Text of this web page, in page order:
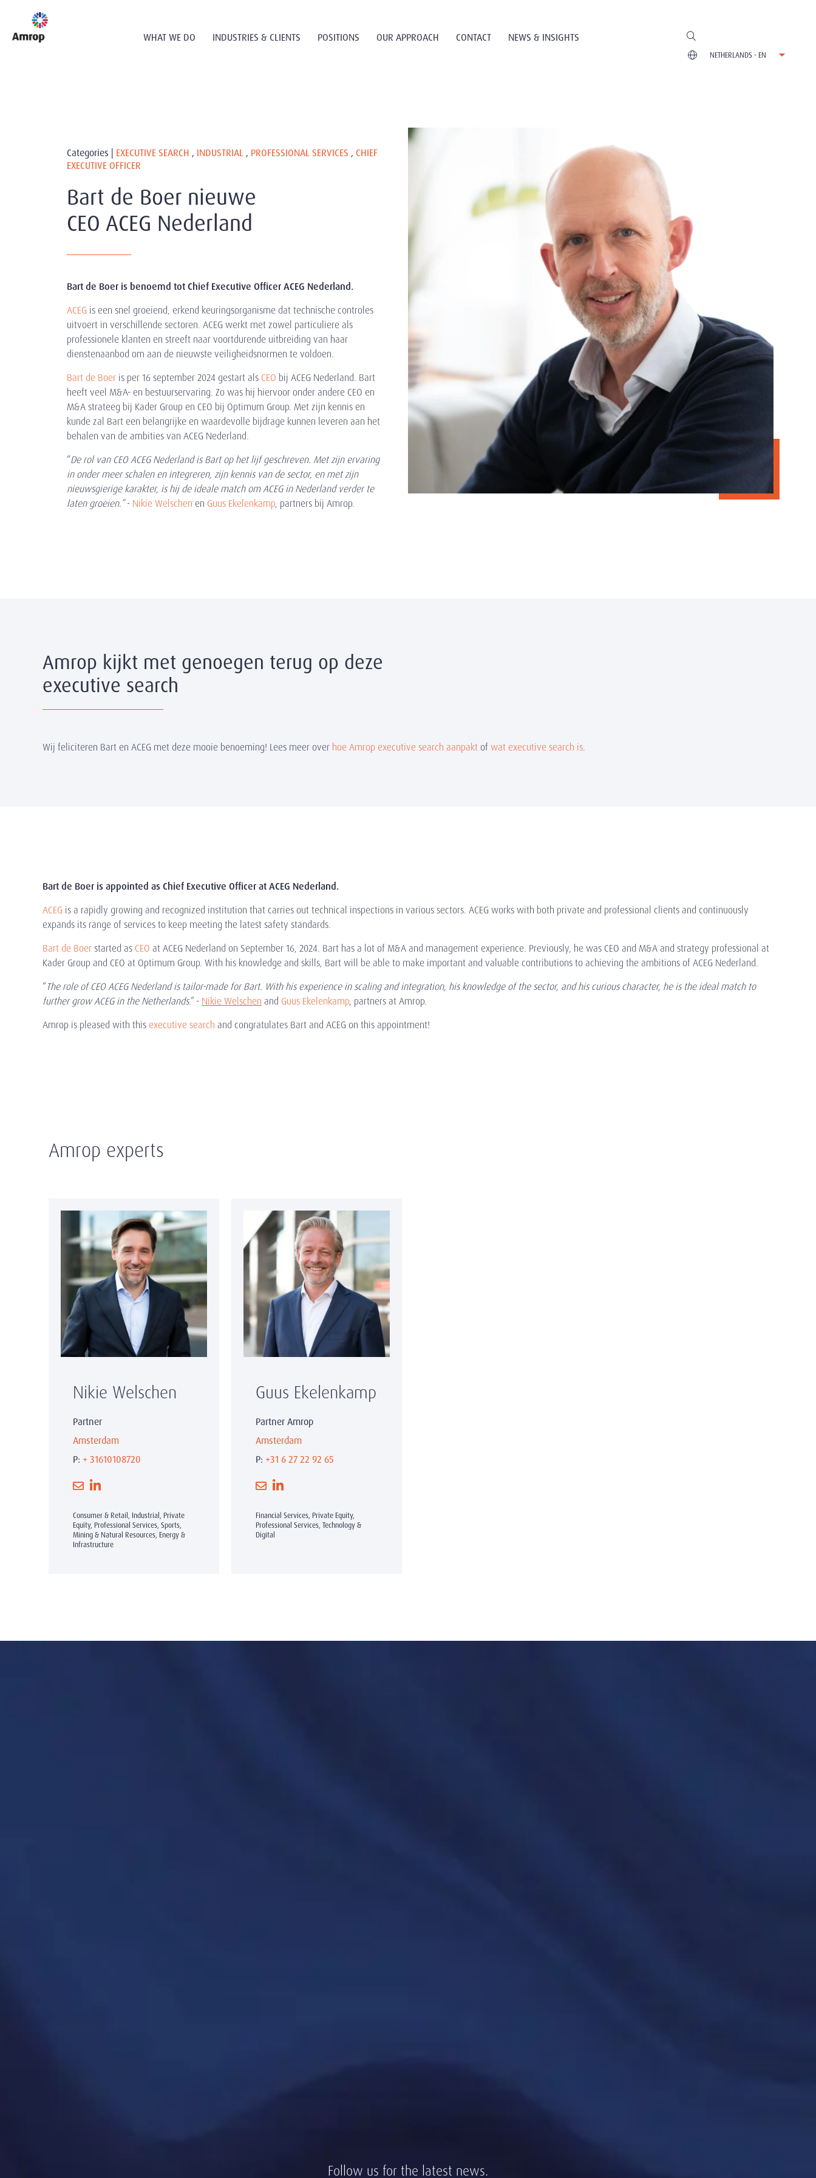
WHAT WE DO INDUSTRIES & CLIENTS POSITIONS OUR APPROACH CONTACT NEWS & INSIGHTS
NETHERLANDS - EN
Categories | EXECUTIVE SEARCH , INDUSTRIAL , PROFESSIONAL SERVICES , CHIEF
EXECUTIVE OFFICER
Bart de Boer nieuwe
CEO ACEG Nederland
Bart de Boer is benoemd tot Chief Executive Officer ACEG Nederland.
ACEG is een snel groeiend, erkend keuringsorganisme dat technische controles
uitvoert in verschillende sectoren. ACEG werkt met zowel particuliere als
professionele klanten en streeft naar voortdurende uitbreiding van haar
dienstenaanbod om aan de nieuwste veiligheidsnormen te voldoen.
Bart de Boer is per 16 september 2024 gestart als CEO bij ACEG Nederland. Bart
heeft veel M&A- en bestuurservaring. Zo was hij hiervoor onder andere CEO en
M&A strateeg bij Kader Group en CEO bij Optimum Group. Met zijn kennis en
kunde zal Bart een belangrijke en waardevolle bijdrage kunnen leveren aan het
behalen van de ambities van ACEG Nederland.
“De rol van CEO ACEG Nederland is Bart op het lijf geschreven. Met zijn ervaring
in onder meer schalen en integreren, zijn kennis van de sector, en met zijn
nieuwsgierige karakter, is hij de ideale match om ACEG in Nederland verder te
laten groeien.”- Nikie Welschen en Guus Ekelenkamp, partners bij Amrop.
Amrop kijkt met genoegen terug op deze
executive search
Wij feliciteren Bart en ACEG met deze mooie benoeming! Lees meer over hoe Amrop executive search aanpakt of wat executive search is.
Bart de Boer is appointed as Chief Executive Officer at ACEG Nederland.
ACEG is a rapidly growing and recognized institution that carries out technical inspections in various sectors. ACEG works with both private and professional clients and continuously
expands its range of services to keep meeting the latest safety standards.
Bart de Boer started as CEO at ACEG Nederland on September 16, 2024. Bart has a lot of M&A and management experience. Previously, he was CEO and M&A and strategy professional at
Kader Group and CEO at Optimum Group. With his knowledge and skills, Bart will be able to make important and valuable contributions to achieving the ambitions of ACEG Nederland.
“The role of CEO ACEG Nederland is tailor-made for Bart. With his experience in scaling and integration, his knowledge of the sector, and his curious character, he is the ideal match to
further grow ACEG in the Netherlands.” - Nikie Welschen and Guus Ekelenkamp, partners at Amrop.
Amrop is pleased with this executive search and congratulates Bart and ACEG on this appointment!
Amrop experts
Nikie Welschen
Partner
Amsterdam
P: + 31610108720
Consumer & Retail, Industrial, Private
Equity, Professional Services, Sports,
Mining & Natural Resources, Energy &
Infrastructure
Guus Ekelenkamp
Partner Amrop
Amsterdam
P: +31 6 27 22 92 65
Financial Services, Private Equity,
Professional Services, Technology &
Digital
Follow us for the latest news.